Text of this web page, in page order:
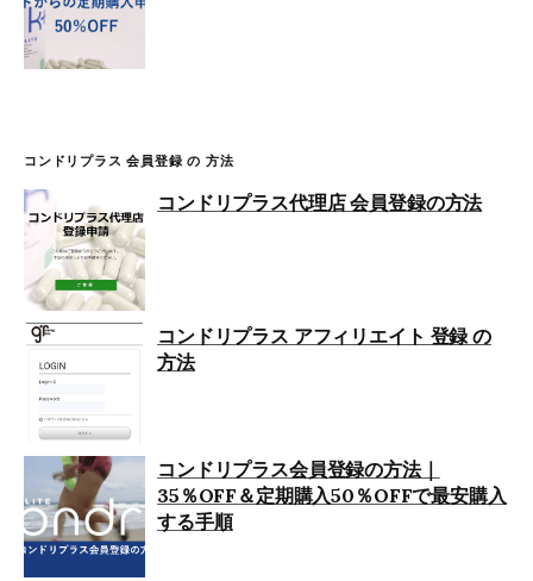
コンドリプラス 会員登録 の 方法
コンドリプラス代理店 会員登録の方法
コンドリプラス アフィリエイト 登録 の
方法
コンドリプラス会員登録の方法｜
35％OFF＆定期購入50％OFFで最安購入
する手順